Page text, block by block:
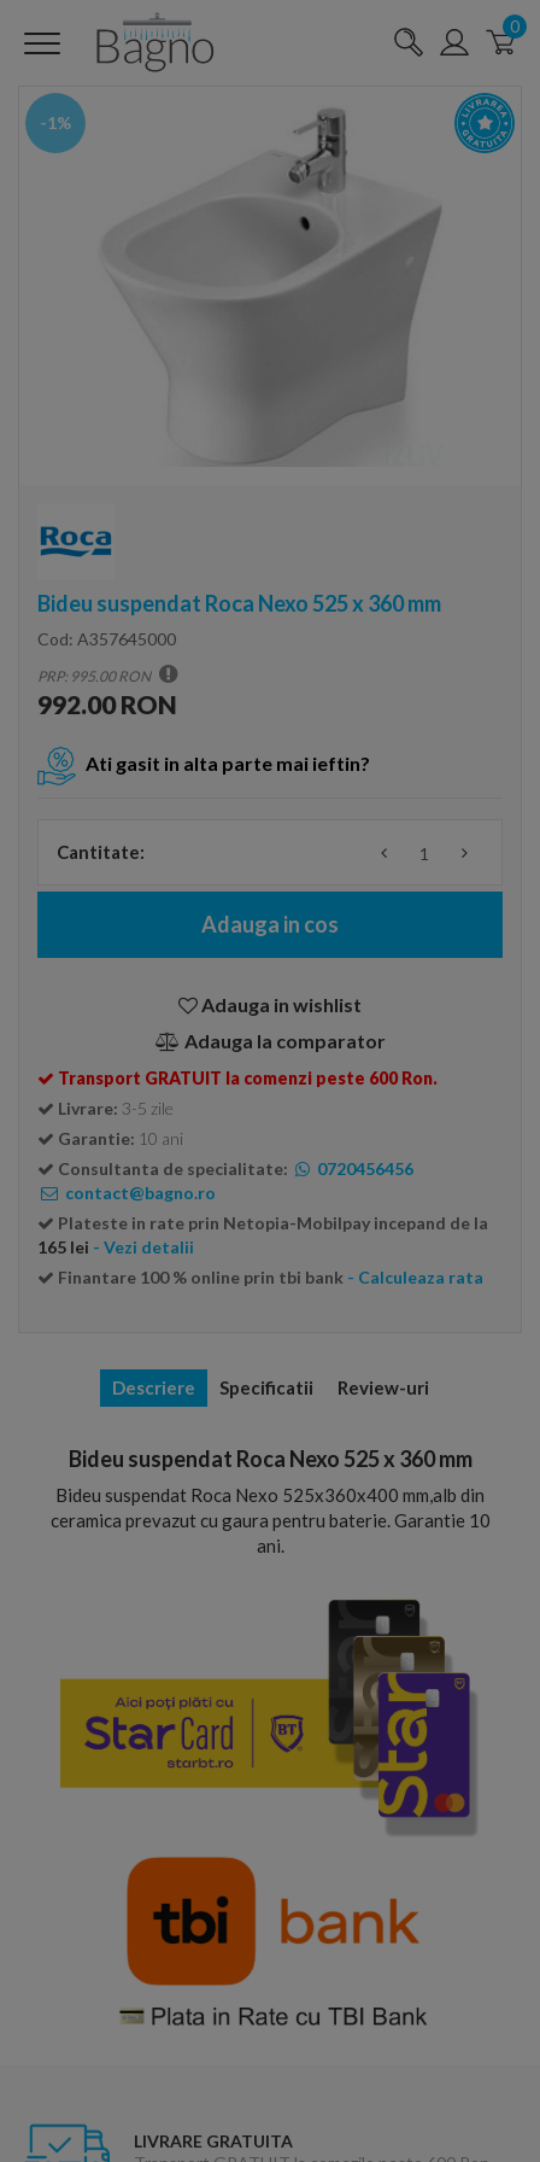
0
-1%
Bideu suspendat Roca Nexo 525 x 360 mm
Cod: A357645000
PRP: 995.00 RON
992.00 RON
Ati gasit in alta parte mai ieftin?
Cantitate:
Adauga in cos
Adauga in wishlist
Adauga la comparator
Transport GRATUIT la comenzi peste 600 Ron.
Livrare: 3-5 zile
Garantie: 10 ani
Consultanta de specialitate:
0720456456
contact@bagno.ro
Plateste in rate prin Netopia-Mobilpay incepand de la
165 lei - Vezi detalii
Finantare 100 % online prin tbi bank - Calculeaza rata
Descriere Specificatii Review-uri
Bideu suspendat Roca Nexo 525 x 360 mm
Bideu suspendat Roca Nexo 525x360x400 mm,alb din
ceramica prevazut cu gaura pentru baterie. Garantie 10
ani.
LIVRARE GRATUITA